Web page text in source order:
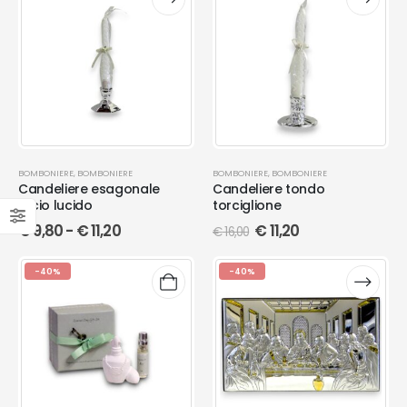
BOMBONIERE, BOMBONIERE
Candeliere esagonale
liscio lucido
€ 9,80- €11,20
BOMBONIERE, BOMBONIERE
Candeliere tondo
torciglione
€16,00 €11,20
-40% -40%